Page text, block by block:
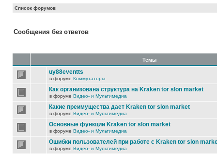
Список форумов
Сообщения без ответов
Темы
uy88eventts
в форуме Коммутаторы
Как организована структура на Kraken tor slon market
в форуме Видео- и Мультимедиа
Какие преимущества дает Kraken tor slon market
в форуме Видео- и Мультимедиа
Основные функции Kraken tor slon market
в форуме Видео- и Мультимедиа
Ошибки пользователей при работе с Kraken tor slon
в форуме Видео- и Мультимедиа